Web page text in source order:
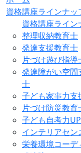
資格講座ラインナッ
資格講座ライン
整理収納教育士
発達支援教育士
片づけ遊び指導
発達障がい空
士
子ども家事力支
片づけ防災教育
子ども自考力
インテリアセン
栄養環境コーデ